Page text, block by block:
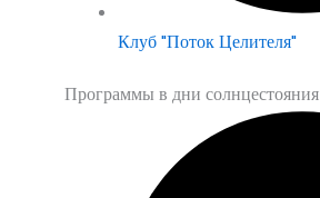
Клуб "Поток Целителя"
Программы в дни солнцестояния